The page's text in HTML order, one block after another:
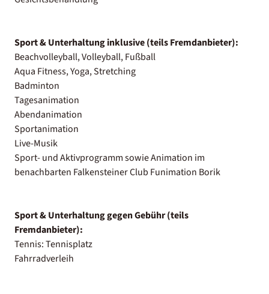
Sport & Unterhaltung inklusive (teils Fremdanbieter):
Beachvolleyball, Volleyball, Fußball
Aqua Fitness, Yoga, Stretching
Badminton
Tagesanimation
Abendanimation
Sportanimation
Live-Musik
Sport- und Aktivprogramm sowie Animation im
benachbarten Falkensteiner Club Funimation Borik
Sport & Unterhaltung gegen Gebühr (teils
Fremdanbieter):
Tennis: Tennisplatz
Fahrradverleih